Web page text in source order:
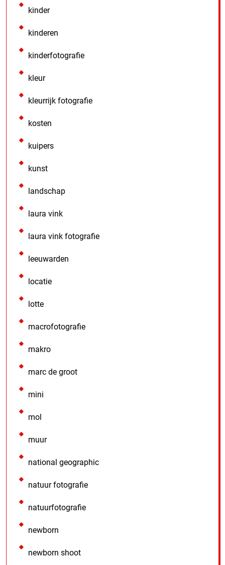
kinder
kinderen
kinderfotografie
kleur
kleurrijk fotografie
kosten
kuipers
kunst
landschap
laura vink
laura vink fotografie
leeuwarden
locatie
lotte
macrofotografie
makro
marc de groot
mini
mol
muur
national geographic
natuur fotografie
natuurfotografie
newborn
newborn shoot